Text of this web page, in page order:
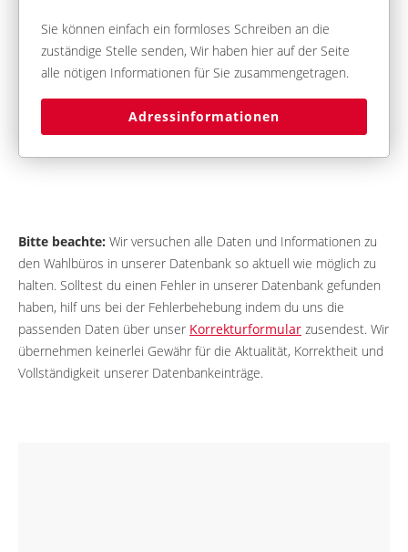
Sie können einfach ein formloses Schreiben an die
zuständige Stelle senden, Wir haben hier auf der Seite
alle nötigen Informationen für Sie zusammengetragen.
Adressinformationen
Bitte beachte: Wir versuchen alle Daten und Informationen zu
den Wahlbüros in unserer Datenbank so aktuell wie möglich zu
halten. Solltest du einen Fehler in unserer Datenbank gefunden
haben, hilf uns bei der Fehlerbehebung indem du uns die
passenden Daten über unser Korrekturformular zusendest. Wir
übernehmen keinerlei Gewähr für die Aktualität, Korrektheit und
Vollständigkeit unserer Datenbankeinträge.